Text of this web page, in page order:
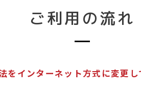
ご利用の流れ
インターネット方式に変更